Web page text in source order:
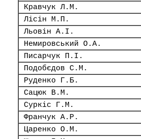
Кравчук Л.М.
Лісін М.П.
Льовін А.І.
Немировський О.А.
Писарчук П.І.
Подобєдов С.М.
Руденко Г.Б.
Сацюк В.М.
Суркіс Г.М.
Франчук А.Р.
Царенко О.М.